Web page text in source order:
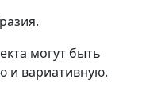
могут быть
и вариативную.